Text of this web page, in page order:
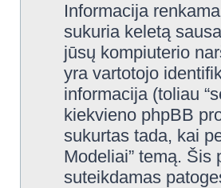
Informacija
sukuria keletą
jūsų kompiuterio
yra vartotojo
informacija (toliau
kiekvieno phpBB
sukurtas tada, kai
Modeliai” temą.
suteikdamas